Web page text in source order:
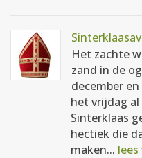
Het zachte
zand in de
december
het vrijdag al
Sinterklaas
hectiek die
maken...